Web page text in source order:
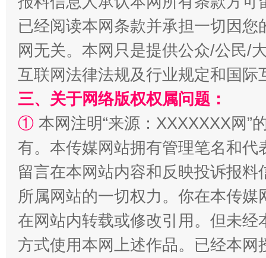
全民健身五年计划来了！等你上场
阿坝州三大球赛在茂县开幕 规模
已经阅读本网条款并承担一切因
网无关。本网只是提供公众/公民/
互联网法律法规及行业规定和国
三、关于网络版权权属问题：
① 本网注明“来源：XXXXXXX网”
有。本传媒网站拥有管理笔名和
留言在本网站内容和反映投诉报
所属网站的一切权力。你在本传
在网站内转载或修改引用。但未
方式使用本网上述作品。已经本